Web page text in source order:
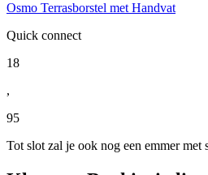
Osmo Terrasborstel met Handvat
Quick connect
18
,
95
Tot slot zal je ook nog een emmer met